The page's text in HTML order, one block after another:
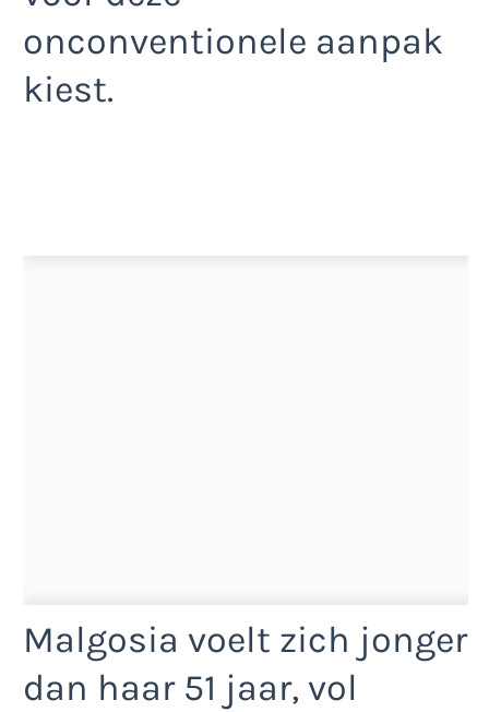
onconventionele aanpak
kiest.
Malgosia voelt zich jonger
dan haar 51 jaar, vol